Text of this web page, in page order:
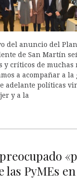
del anuncio del
de San Martín
y críticos de muchas
a acompañar a la
adelante políticas
y a la
las PyMEs